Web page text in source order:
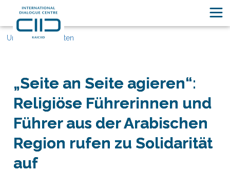
Unsere Geschichten
„Seite an Seite agieren“:
Religiöse Führerinnen und
Führer aus der Arabischen
Region rufen zu Solidarität
auf